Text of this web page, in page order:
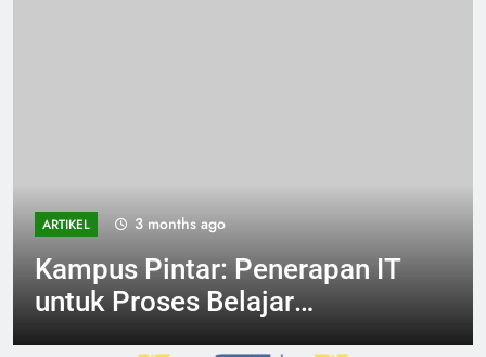
ARTIKEL 3 months ago
Kampus Pintar: Penerapan IT
untuk Proses Belajar